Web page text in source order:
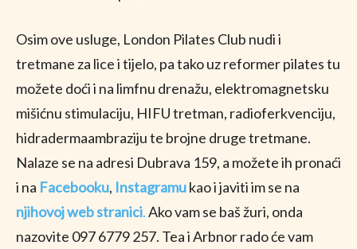
Osim ove usluge, London Pilates Club nudi i
tretmane za lice i tijelo, pa tako uz reformer pilates tu
možete doći i na limfnu drenažu, elektromagnetsku
mišićnu stimulaciju, HIFU tretman, radioferkvenciju,
hidradermaambraziju te brojne druge tretmane.
Nalaze se na adresi Dubrava 159, a možete ih pronaći
i na Facebooku, Instagramukao i javiti im se na
njihovoj web stranici.Ako vam se baš žuri, onda
nazovite 097 6779 257. Tea i Arbnor rado će vam